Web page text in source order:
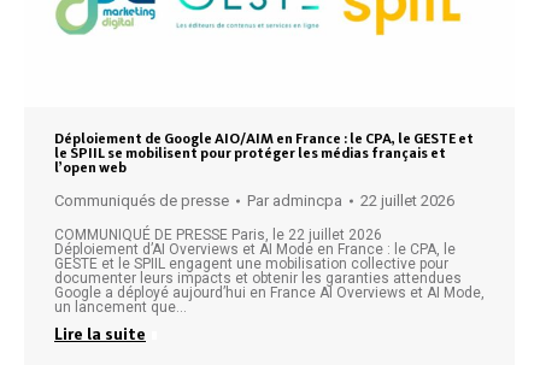
Déploiement de Google AIO/AIM en France : le CPA, le GESTE et
le SPIIL se mobilisent pour protéger les médias français et
l’open web
Communiqués de presse Par admincpa 22 juillet 2026
COMMUNIQUÉ DE PRESSE Paris, le 22 juillet 2026
Déploiement d’AI Overviews et AI Mode en France : le CPA, le
GESTE et le SPIIL engagent une mobilisation collective pour
documenter leurs impacts et obtenir les garanties attendues
Google a déployé aujourd’hui en France AI Overviews et AI Mode,
un lancement que…
Lire la suite